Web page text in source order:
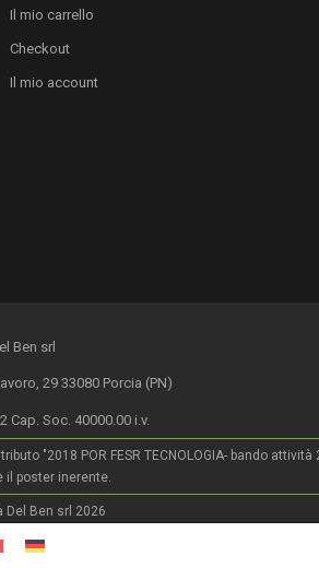
Il mio carrello
Checkout
Il mio account
Ben srl
29 33080 Porcia (PN)
Cap. Soc. 40000.00 i.v.
"2018 POR FESR TECNOLOGIA- bando attività
il poster inerente.
Del Ben srl 2026